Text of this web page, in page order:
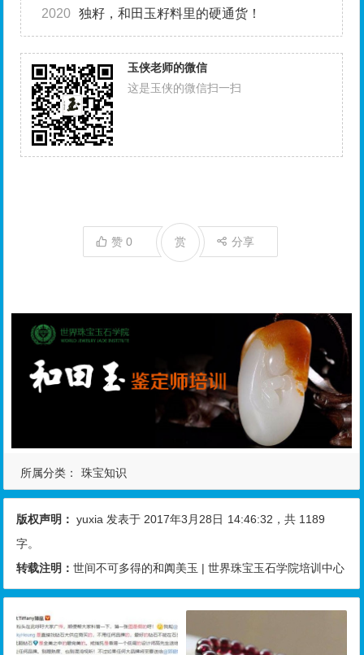
2020 独籽，和田玉籽料里的硬通货！
玉侠老师的微信
这是玉侠的微信扫一扫
赞0 分享
赏
所属分类： 珠宝知识
版权声明： yuxia 发表于 2017年3月28日 14:46:32 ，共 1189
字。
转载注明：世间不可多得的和阗美玉 | 世界珠宝玉石学院培训中心